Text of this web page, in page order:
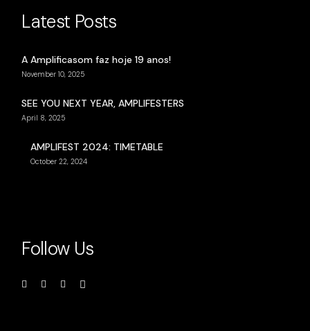
Latest Posts
A Amplificasom faz hoje 19 anos!
November 10, 2025
SEE YOU NEXT YEAR, AMPLIFESTERS
April 8, 2025
AMPLIFEST 2024: TIMETABLE
October 22, 2024
Follow Us